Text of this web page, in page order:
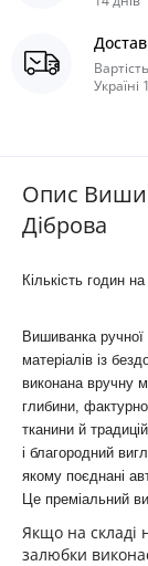
Україні
Опис
Діброва
Кількість годин на
Вишиванка ручної
матеріалів із
виконана вручну
глибини,
тканини й
і благородний
якому поєднані
Це преміальний
Якщо на складі
залюбки